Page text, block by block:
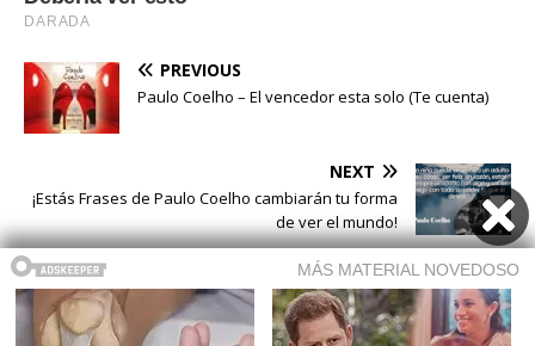
PREVIOUS
Paulo Coelho – El vencedor esta solo (Te cuenta)
NEXT
¡Estás Frases de Paulo Coelho cambiarán tu forma
de ver el mundo!
Buscar